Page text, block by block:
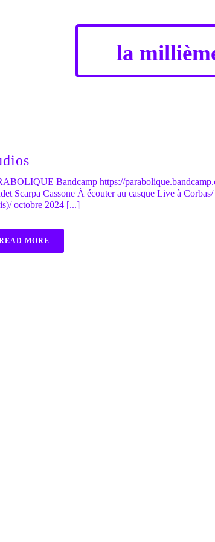
la
Bandcamp https://
Scarpa Cassone À écouter au casque Live à
octobre 2024 [...]
MORE